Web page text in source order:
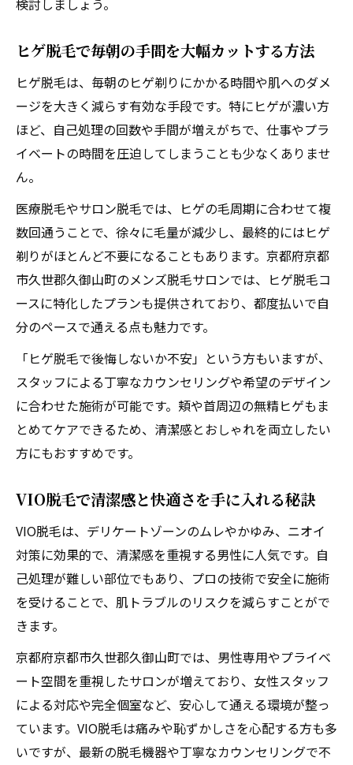
検討しましょう。
ヒゲ脱毛で毎朝の手間を大幅カットする方法
ヒゲ脱毛は、毎朝のヒゲ剃りにかかる時間や肌へのダメ
ージを大きく減らす有効な手段です。特にヒゲが濃い方
ほど、自己処理の回数や手間が増えがちで、仕事やプラ
イベートの時間を圧迫してしまうことも少なくありませ
ん。
医療脱毛やサロン脱毛では、ヒゲの毛周期に合わせて複
数回通うことで、徐々に毛量が減少し、最終的にはヒゲ
剃りがほとんど不要になることもあります。京都府京都
市久世郡久御山町のメンズ脱毛サロンでは、ヒゲ脱毛コ
ースに特化したプランも提供されており、都度払いで自
分のペースで通える点も魅力です。
「ヒゲ脱毛で後悔しないか不安」という方もいますが、
スタッフによる丁寧なカウンセリングや希望のデザイン
に合わせた施術が可能です。頬や首周辺の無精ヒゲもま
とめてケアできるため、清潔感とおしゃれを両立したい
方にもおすすめです。
VIO脱毛で清潔感と快適さを手に入れる秘訣
VIO脱毛は、デリケートゾーンのムレやかゆみ、ニオイ
対策に効果的で、清潔感を重視する男性に人気です。自
己処理が難しい部位でもあり、プロの技術で安全に施術
を受けることで、肌トラブルのリスクを減らすことがで
きます。
京都府京都市久世郡久御山町では、男性専用やプライベ
ート空間を重視したサロンが増えており、女性スタッフ
による対応や完全個室など、安心して通える環境が整っ
ています。VIO脱毛は痛みや恥ずかしさを心配する方も多
いですが、最新の脱毛機器や丁寧なカウンセリングで不